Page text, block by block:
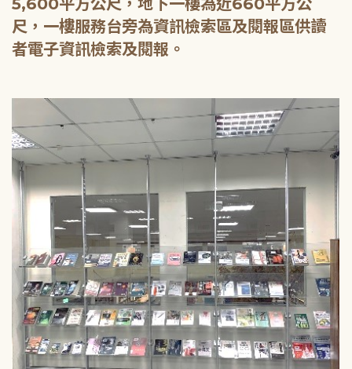
尺，一樓服務台旁為資訊檢索區及閱報區供讀
者電子資訊檢索及閱報。